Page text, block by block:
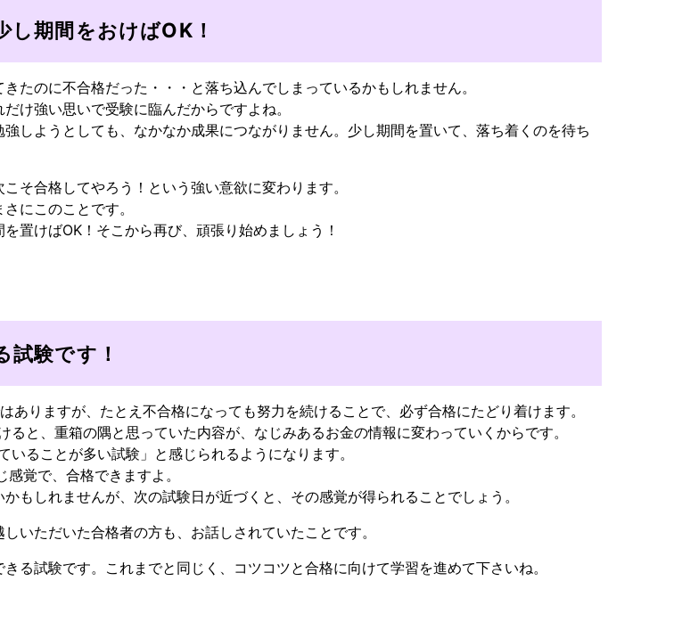
し期間をおけばOK！
たのに不合格だった・・・と落ち込んでしまっているかもしれません。
け強い思いで受験に臨んだからですよね。
しようとしても、なかなか成果につながりません。少し期間を置いて、落ち着くのを待ち
そ合格してやろう！という強い意欲に変わります。
にこのことです。
置けばOK！そこから再び、頑張り始めましょう！
試験です！
ありますが、たとえ不合格になっても努力を続けることで、必ず合格にたどり着けます。
ると、重箱の隅と思っていた内容が、なじみあるお金の情報に変わっていくからです。
いることが多い試験」と感じられるようになります。
覚で、合格できますよ。
もしれませんが、次の試験日が近づくと、その感覚が得られることでしょう。
しいただいた合格者の方も、お話しされていたことです。
る試験です。これまでと同じく、コツコツと合格に向けて学習を進めて下さいね。